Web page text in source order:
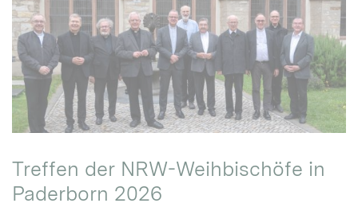
Treffen der NRW-Weihbischöfe in
Paderborn 2026